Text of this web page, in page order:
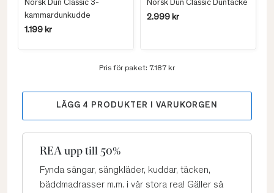
Norsk Dun Classic 3-
kammardunkudde
1.199 kr
Norsk Dun Classic Duntäcke
2.999 kr
Pris för paket: 7.187 kr
LÄGG 4 PRODUKTER I VARUKORGEN
REA upp till 50%
Fynda sängar, sängkläder, kuddar, täcken,
bäddmadrasser m.m. i vår stora rea! Gäller så